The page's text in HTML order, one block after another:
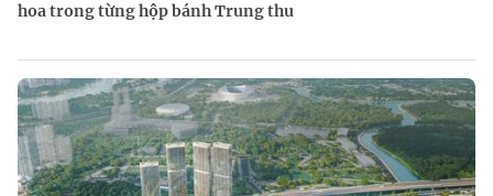
hoa trong từng hộp bánh Trung thu